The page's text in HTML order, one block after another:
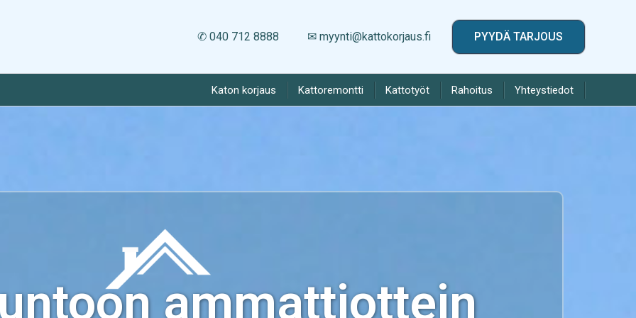
✆ 040 712 8888 ✉ myynti@kattokorjaus.fi PYYDÄ TARJOUS
Katon korjaus Kattoremontti Kattotyöt Rahoitus Yhteystiedot
ammattiottein